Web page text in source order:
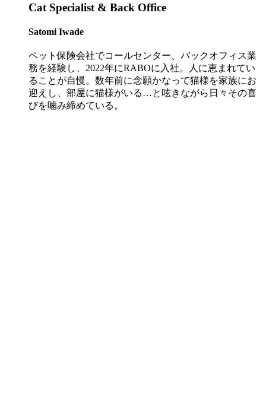
Cat Specialist & Back Office
Satomi Iwade
ペット保険会社でコールセンター、バックオフィス業
務を経験し、2022年にRABOに入社。人に恵まれてい
ることが自慢。数年前に念願かなって猫様を家族にお
迎えし、部屋に猫様がいる…と呟きながら日々その喜
びを噛み締めている。